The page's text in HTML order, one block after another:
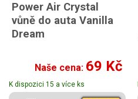
Power Air Crystal
vůně do auta Vanilla
Dream
Naše cena: 69 Kč
K dispozici 15 a více ks